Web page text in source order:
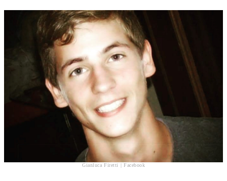
Gianluca Firetti | Facebook